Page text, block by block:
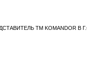
TM KOMANDOR В